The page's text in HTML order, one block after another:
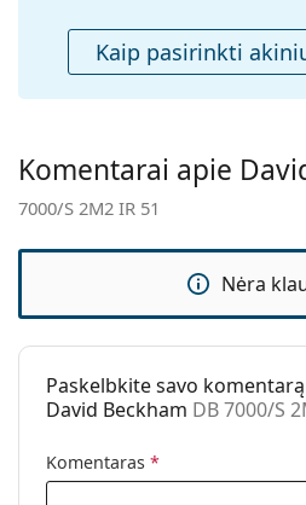
Priedai
Dėklas:
Taip
Valymo šluostė:
Taip
Lytis:
Vyrams
Kodas:
DB 7000/S
Kaip pasirinkti
Komentarai apie
7000/S 2M2 IR 51
Nėra
Paskelbkite savo
David Beckham DB 7000/S
Komentaras *